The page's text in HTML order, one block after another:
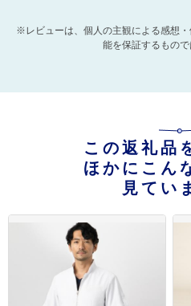
※レビューは、個人の主観による感想
能を保証するもので
この返礼品
ほかにこん
見てい